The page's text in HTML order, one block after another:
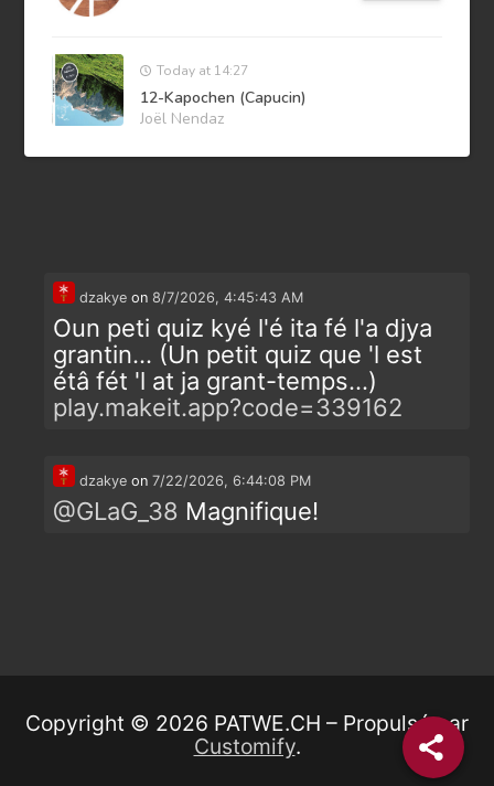
Today at 14:27
12-Kapochen (Capucin)
Joël Nendaz
dzakye on 8/7/2026, 4:45:43 AM
Oun peti quiz kyé l'é ita fé l'a djya
grantin... (Un petit quiz que 'l est
étâ fét 'l at ja grant-temps...)
play.makeit.app?code=339162
dzakye on 7/22/2026, 6:44:08 PM
@GLaG_38 Magnifique!
Copyright © 2026 PATWE.CH – Propulsé par
Customify.